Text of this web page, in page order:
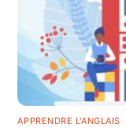
APPRENDRE L'ANGLAIS